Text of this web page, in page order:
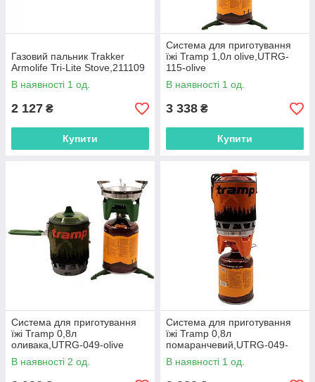
Газовий пальник Trakker
Armolife Tri-Lite Stove,211109
В наявності 1 од.
2 127 ₴
Купити
Система для приготування
їжі Tramp 1,0л olive,UTRG-
115-olive
В наявності 1 од.
3 338 ₴
Купити
Система для приготування
їжі Tramp 0,8л
оливака,UTRG-049-olive
В наявності 2 од.
Система для приготування
їжі Tramp 0,8л
помаранчевий,UTRG-049-
orange
В наявності 1 од.